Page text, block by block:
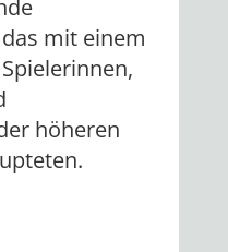
mit einem
höheren